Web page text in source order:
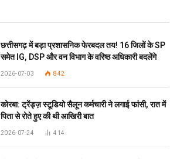
छत्तीसगढ़ में बड़ा प्रशासनिक फेरबदल तय! 16 जिलों के SP
समेत IG, DSP और वन विभाग के वरिष्ठ अधिकारी बदलेंगे
2026-07-03 842
कोरबा: ट्रेंड्ज़ स्टूडियो सैलून कर्मचारी ने लगाई फांसी, रात में
पिता से रोते हुए की थी आखिरी बात
2026-07-24 414